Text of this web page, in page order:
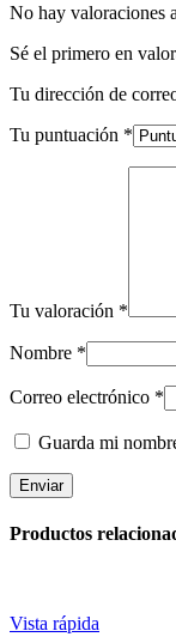
No hay valoraciones
Sé el primero en
Tu dirección de
Tu puntuación *
Tu valoración *
Nombre *
Correo electrónico *
Guarda mi
Productos
Vista rápida